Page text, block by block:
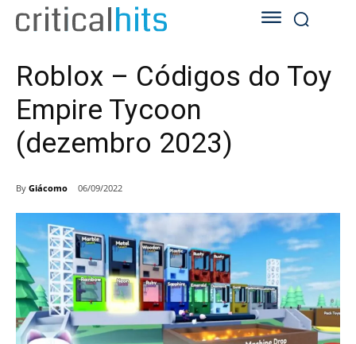
Roblox – Códigos do Toy
Empire Tycoon
(dezembro 2023)
By Giácomo 06/09/2022